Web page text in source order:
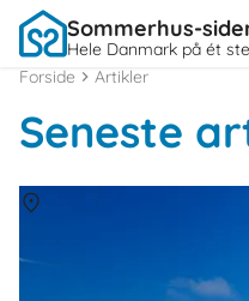
Sommerhus-
Hele Danmark på ét
Forside
Artikler
Seneste